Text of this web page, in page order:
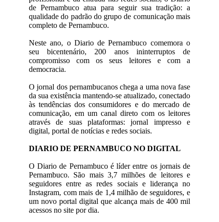
de Pernambuco atua para seguir sua tradição: a
qualidade do padrão do grupo de comunicação mais
completo de Pernambuco.
Neste ano, o Diario de Pernambuco comemora o
seu bicentenário, 200 anos ininterruptos de
compromisso com os seus leitores e com a
democracia.
O jornal dos pernambucanos chega a uma nova fase
da sua existência mantendo-se atualizado, conectado
às tendências dos consumidores e do mercado de
comunicação, em um canal direto com os leitores
através de suas plataformas: jornal impresso e
digital, portal de notícias e redes sociais.
DIARIO DE PERNAMBUCO NO DIGITAL
O Diario de Pernambuco é líder entre os jornais de
Pernambuco. São mais 3,7 milhões de leitores e
seguidores entre as redes sociais e liderança no
Instagram, com mais de 1,4 milhão de seguidores, e
um novo portal digital que alcança mais de 400 mil
acessos no site por dia.